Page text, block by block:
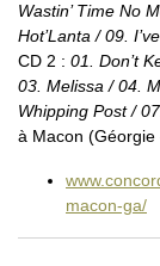
Wastin’ Time No
Hot’Lanta / 09.
CD 2 : 01. Don’t
03. Melissa / 04.
Whipping Post /
à Macon (Géorgie
macon-ga/